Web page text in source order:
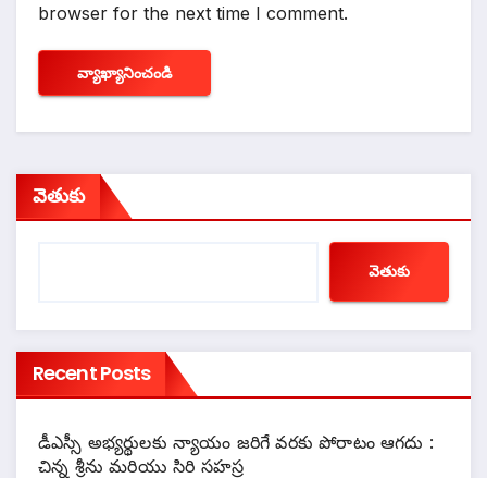
browser for the next time I comment.
వెతుకు
వెతుకు
Recent Posts
డీఎస్సీ అభ్యర్థులకు న్యాయం జరిగే వరకు పోరాటం ఆగదు :
చిన్న శ్రీను మరియు సిరి సహస్ర